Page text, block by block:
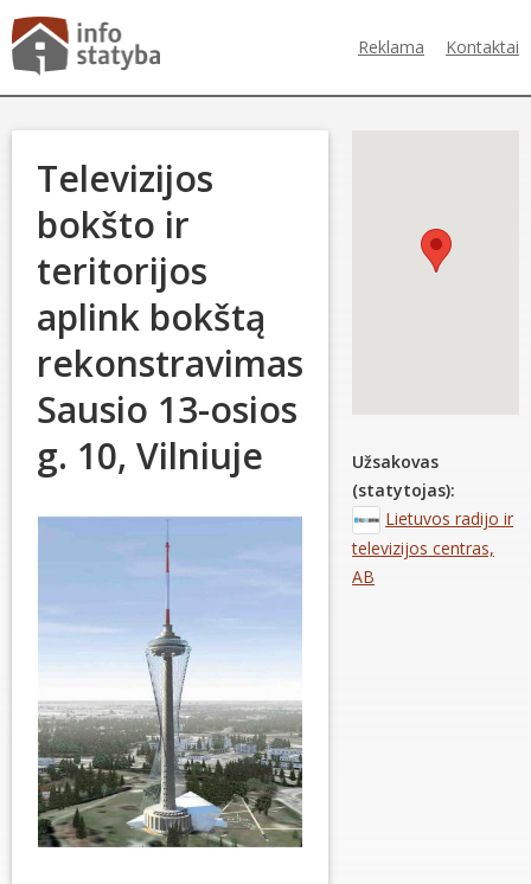
Reklama Kontaktai
Televizijos
bokšto ir
teritorijos
aplink bokštą
rekonstravimas
Sausio 13-osios
g. 10, Vilniuje
Užsakovas
(statytojas):
Lietuvos radijo ir
televizijos centras,
AB